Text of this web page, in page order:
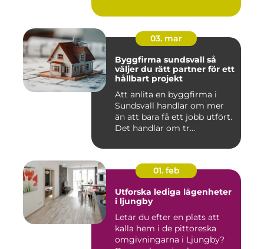
03. mar
Byggfirma sundsvall så
väljer du rätt partner för ett
hållbart projekt
Att anlita en byggfirma i
Sundsvall handlar om mer
än att bara få ett jobb utfört.
Det handlar om tr...
01. feb
Utforska lediga lägenheter
i ljungby
Letar du efter en plats att
kalla hem i de pittoreska
omgivningarna i Ljungby?